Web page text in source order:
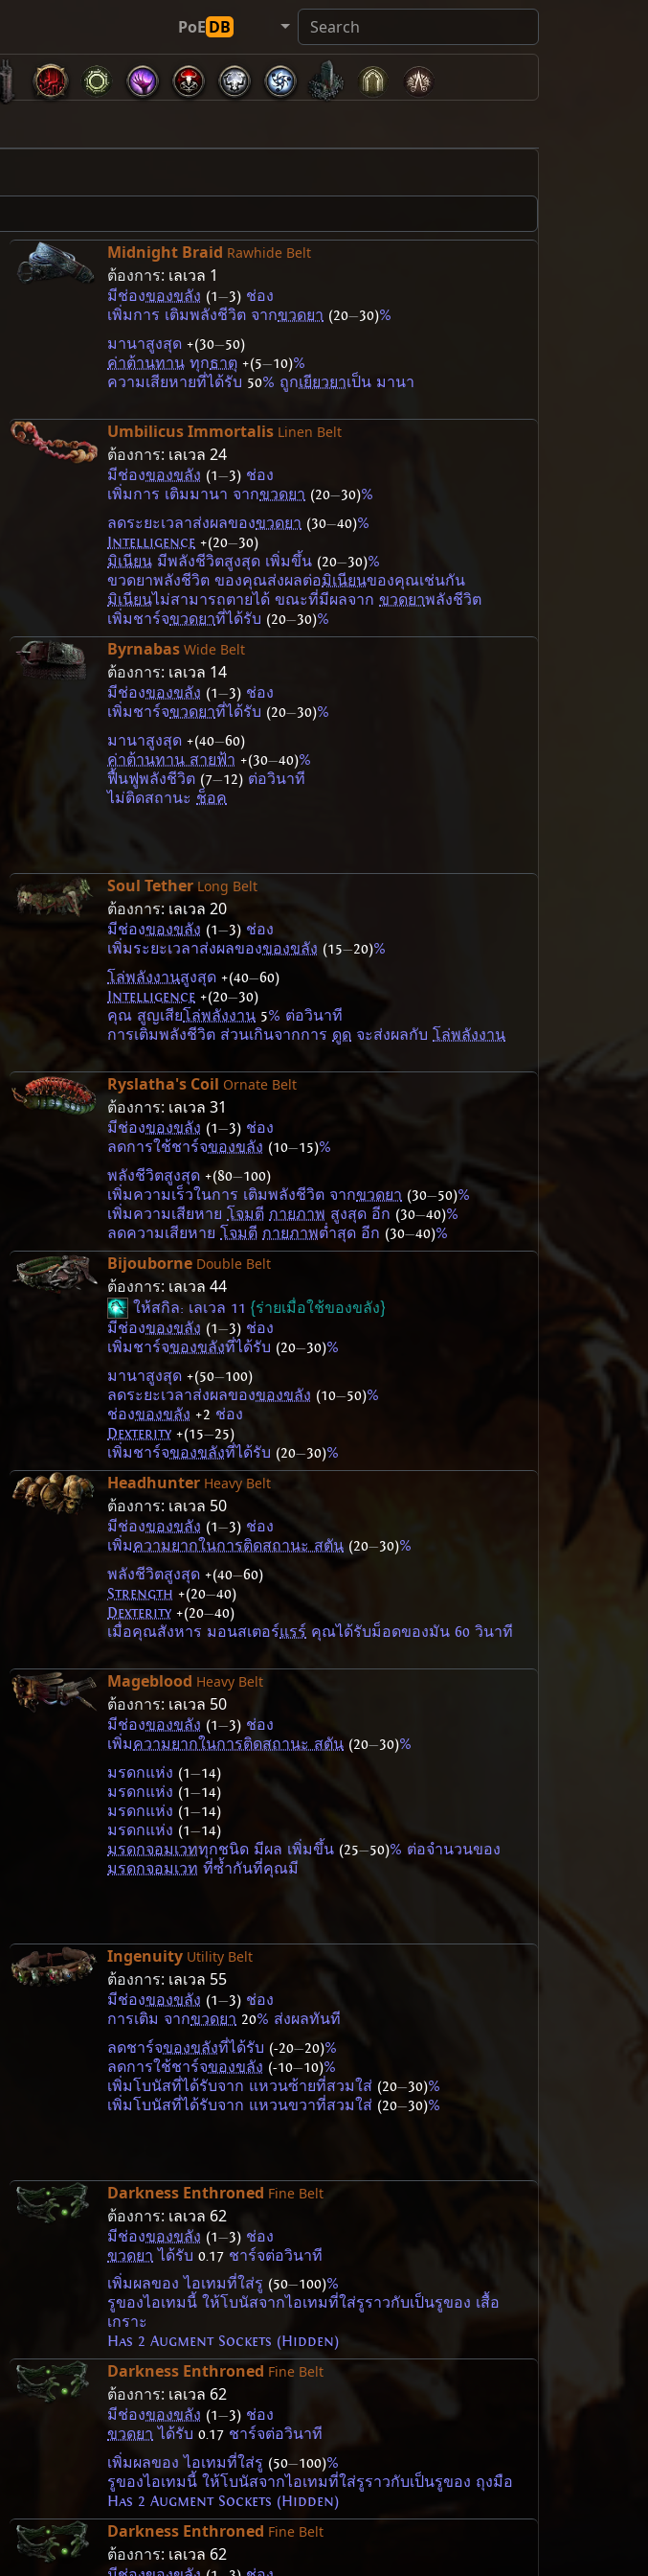
PoEDB
Midnight Braid Rawhide Belt
ต้องการ: เลเวล 1
มีช่องของขลัง (1—3) ช่อง
เพิ่มการ เติมพลังชีวิต จากขวดยา (20—30)%
มานาสูงสุด +(30—50)
ค่าต้านทาน ทุกธาตุ +(5—10)%
ความเสียหายที่ได้รับ 50% ถูกเยียวยาเป็น มานา
Umbilicus Immortalis Linen Belt
ต้องการ: เลเวล 24
มีช่องของขลัง (1—3) ช่อง
เพิ่มการ เติมมานา จากขวดยา (20—30)%
ลดระยะเวลาส่งผลของขวดยา (30—40)%
Intelligence +(20—30)
มิเนียน มีพลังชีวิตสูงสุด เพิ่มขึ้น (20—30)%
ขวดยาพลังชีวิต ของคุณส่งผลต่อมิเนียนของคุณเช่นกัน
มิเนียนไม่สามารถตายได้ ขณะที่มีผลจาก ขวดยาพลังชีวิต
เพิ่มชาร์จขวดยาที่ได้รับ (20—30)%
Byrnabas Wide Belt
ต้องการ: เลเวล 14
มีช่องของขลัง (1—3) ช่อง
เพิ่มชาร์จขวดยาที่ได้รับ (20—30)%
มานาสูงสุด +(40—60)
ค่าต้านทาน สายฟ้า +(30—40)%
ฟื้นฟูพลังชีวิต (7—12) ต่อวินาที
ไม่ติดสถานะ ช็อค
Soul Tether Long Belt
ต้องการ: เลเวล 20
มีช่องของขลัง (1—3) ช่อง
เพิ่มระยะเวลาส่งผลของของขลัง (15—20)%
โล่พลังงานสูงสุด +(40—60)
Intelligence +(20—30)
คุณ สูญเสียโล่พลังงาน 5% ต่อวินาที
การเติมพลังชีวิต ส่วนเกินจากการ ดูด จะส่งผลกับ โล่พลังงาน
Ryslatha's Coil Ornate Belt
ต้องการ: เลเวล 31
มีช่องของขลัง (1—3) ช่อง
ลดการใช้ชาร์จของขลัง (10—15)%
พลังชีวิตสูงสุด +(80—100)
เพิ่มความเร็วในการ เติมพลังชีวิต จากขวดยา (30—50)%
เพิ่มความเสียหาย โจมตี กายภาพ สูงสุด อีก (30—40)%
ลดความเสียหาย โจมตี กายภาพต่ำสุด อีก (30—40)%
Bijouborne Double Belt
ต้องการ: เลเวล 44
ให้สกิล: เลเวล 11{ร่ายเมื่อใช้ของขลัง}
มีช่องของขลัง (1—3) ช่อง
เพิ่มชาร์จของขลังที่ได้รับ (20—30)%
มานาสูงสุด +(50—100)
ลดระยะเวลาส่งผลของของขลัง (10—50)%
ช่องของขลัง +2 ช่อง
Dexterity +(15—25)
เพิ่มชาร์จของขลังที่ได้รับ (20—30)%
Headhunter Heavy Belt
ต้องการ: เลเวล 50
มีช่องของขลัง (1—3) ช่อง
เพิ่มความยากในการติดสถานะ สตัน (20—30)%
พลังชีวิตสูงสุด +(40—60)
Strength +(20—40)
Dexterity +(20—40)
เมื่อคุณสังหาร มอนสเตอร์แรร์ คุณได้รับม็อดของมัน 60 วินาที
Mageblood Heavy Belt
ต้องการ: เลเวล 50
มีช่องของขลัง (1—3) ช่อง
เพิ่มความยากในการติดสถานะ สตัน (20—30)%
มรดกแห่ง (1—14)
มรดกแห่ง (1—14)
มรดกแห่ง (1—14)
มรดกแห่ง (1—14)
มรดกจอมเวททุกชนิด มีผล เพิ่มขึ้น (25—50)% ต่อจำนวนของ
มรดกจอมเวท ที่ซ้ำกันที่คุณมี
Ingenuity Utility Belt
ต้องการ: เลเวล 55
มีช่องของขลัง (1—3) ช่อง
การเติม จากขวดยา 20% ส่งผลทันที
ลดชาร์จของขลังที่ได้รับ (-20—20)%
ลดการใช้ชาร์จของขลัง (-10—10)%
เพิ่มโบนัสที่ได้รับจาก แหวนซ้ายที่สวมใส่ (20—30)%
เพิ่มโบนัสที่ได้รับจาก แหวนขวาที่สวมใส่ (20—30)%
Darkness Enthroned Fine Belt
ต้องการ: เลเวล 62
มีช่องของขลัง (1—3) ช่อง
ขวดยา ได้รับ 0.17 ชาร์จต่อวินาที
เพิ่มผลของ ไอเทมที่ใส่รู (50—100)%
รูของไอเทมนี้ ให้โบนัสจากไอเทมที่ใส่รูราวกับเป็นรูของ เสื้อ
เกราะ
Has 2 Augment Sockets (Hidden)
Darkness Enthroned Fine Belt
ต้องการ: เลเวล 62
มีช่องของขลัง (1—3) ช่อง
ขวดยา ได้รับ 0.17 ชาร์จต่อวินาที
เพิ่มผลของ ไอเทมที่ใส่รู (50—100)%
รูของไอเทมนี้ ให้โบนัสจากไอเทมที่ใส่รูราวกับเป็นรูของ ถุงมือ
Has 2 Augment Sockets (Hidden)
Darkness Enthroned Fine Belt
ต้องการ: เลเวล 62